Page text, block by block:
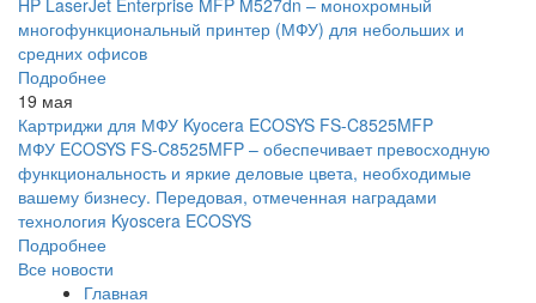
HP LaserJet Enterprise MFP M527dn – монохромный
многофункциональный принтер (МФУ) для небольших и
средних офисов
Подробнее
19 мая
Картриджи для МФУ Kyocera ECOSYS FS-C8525MFP
МФУ ECOSYS FS-C8525MFP – обеспечивает превосходную
функциональность и яркие деловые цвета, необходимые
вашему бизнесу. Передовая, отмеченная наградами
технология Kyoscera ECOSYS
Подробнее
Все новости
Главная